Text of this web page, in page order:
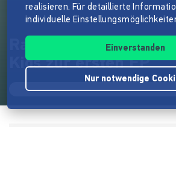
Raoul Pasculli - Von
Kids zur ersten EP
realisieren. Für detaillierte
individuelle
Einverstanden
Nur notwendige